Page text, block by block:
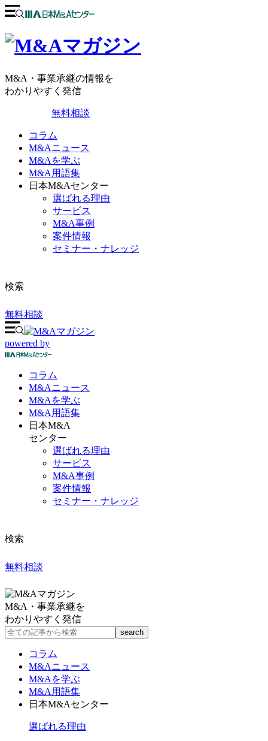
M&A・事業承継の情報を
わかりやすく発信
無料相談
コラム
M&Aニュース
M&Aを学ぶ
M&A用語集
日本M&Aセンター
選ばれる理由
サービス
M&A事例
案件情報
セミナー・ナレッジ
検索
無料相談
powered by
コラム
M&Aニュース
M&Aを学ぶ
M&A 用語集
日本M&A
センター
選ばれる理由
サービス
M&A事例
案件情報
セミナー・ナレッジ
検索
無料相談
M&A・事業承継を
わかりやすく発信
コラム
M&Aニュース
M&Aを学ぶ
M&A用語集
日本M&Aセンター
選ばれる理由